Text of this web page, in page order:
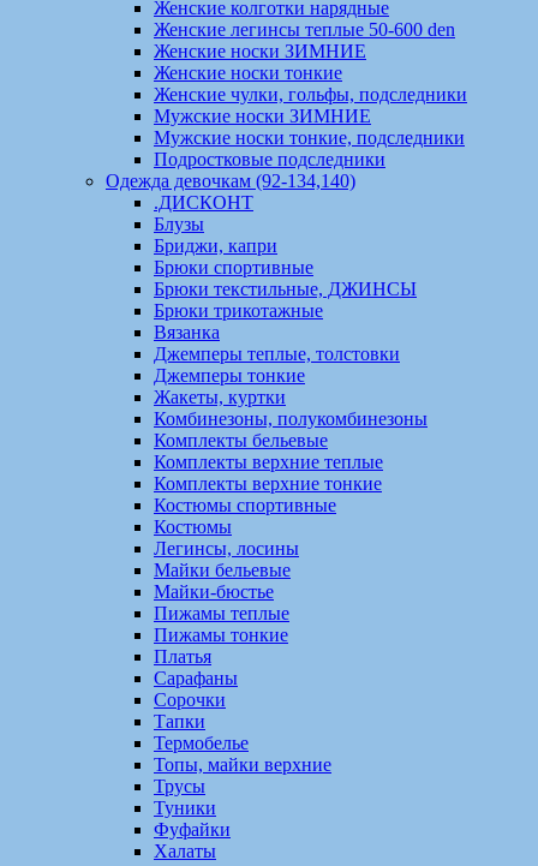
Женские колготки нарядные
Женские легинсы теплые 50-600 den
Женские носки ЗИМНИЕ
Женские носки тонкие
Женские чулки, гольфы, подследники
Мужские носки ЗИМНИЕ
Мужские носки тонкие, подследники
Подростковые подследники
Одежда девочкам (92-134,140)
.ДИСКОНТ
Блузы
Бриджи, капри
Брюки спортивные
Брюки текстильные, ДЖИНСЫ
Брюки трикотажные
Вязанка
Джемперы теплые, толстовки
Джемперы тонкие
Жакеты, куртки
Комбинезоны, полукомбинезоны
Комплекты бельевые
Комплекты верхние теплые
Комплекты верхние тонкие
Костюмы спортивные
Костюмы
Легинсы, лосины
Майки бельевые
Майки-бюстье
Пижамы теплые
Пижамы тонкие
Платья
Сарафаны
Сорочки
Тапки
Термобелье
Топы, майки верхние
Трусы
Туники
Фуфайки
Халаты